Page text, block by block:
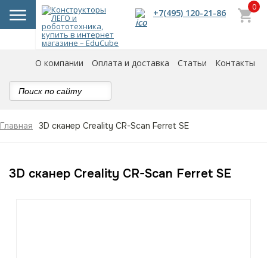
+7(495) 120-21-86
0
О компании Оплата и доставка Статьи Контакты
Главная 3D сканер Creality CR-Scan Ferret SE
3D сканер Creality CR-Scan Ferret SE